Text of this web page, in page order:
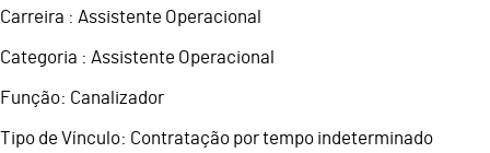
Carreira : Assistente Operacional
Categoria : Assistente Operacional
Função: Canalizador
Tipo de Vínculo: Contratação por tempo indeterminado